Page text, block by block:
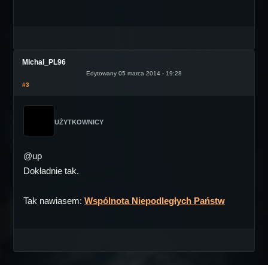
MIchal_PL96
Edytowany 05 marca 2014 - 19:28
#3
UŻYTKOWNICY
@up
Dokładnie tak.
Tak nawiasem: Wspólnota Niepodległych Państw